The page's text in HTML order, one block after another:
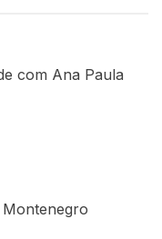
com Ana Paula